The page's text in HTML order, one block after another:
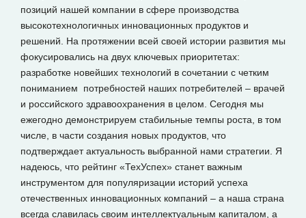
позиций нашей компании в сфере производства
высокотехнологичных инновационных продуктов и
решений. На протяжении всей своей истории развития мы
фокусировались на двух ключевых приоритетах:
разработке новейших технологий в сочетании с четким
пониманием потребностей наших потребителей – врачей
и российского здравоохранения в целом. Сегодня мы
ежегодно демонстрируем стабильные темпы роста, в том
числе, в части создания новых продуктов, что
подтверждает актуальность выбранной нами стратегии. Я
надеюсь, что рейтинг «ТехУспех» станет важным
инструментом для популяризации историй успеха
отечественных инновационных компаний – а наша страна
всегда славилась своим интеллектуальным капиталом, а